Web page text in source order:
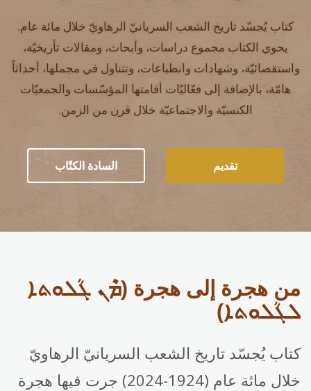
كتاب يُجسّد تاريخ الشعب السريانيّ الرهاويّ خلال مائة عام.
يحوي الكتاب مجموع دراسات، وأبحاث، ومقالات تأريخيّة،
واستقصائيّة، وشهادات وانطباعات، وتتناول في مجملها، أحداثاً
هامّة، بالإضافة إلى فعّاليّات أقامتها المؤسّسات والجمعيّات
الكنسيّة والاجتماعيّة خلال قرن من الزمن.
تقديم السادة الكتّاب
من هجرة إلى هجرة (ܡܶܢ ܓܳܠܘܬܐ
ܠܓܳܠܘܬܐ)
كتاب يُجسّد تاريخ الشعب السريانيّ الرهاويّ
خلال مائة عام (1924-2024) جرت فيها هجرة